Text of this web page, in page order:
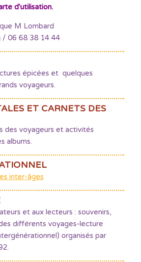
d'utilisation.
M Lombard
/ 06 68 38 14 44
épicées et quelques
voyageurs.
ET CARNETS DES
des voyageurs et activités
albums.
inter-âges
et aux lecteurs : souvenirs,
différents voyages-lecture
organisés par